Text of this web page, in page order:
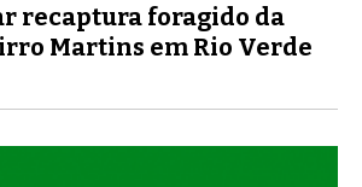
recaptura foragido da
Martins em Rio Verde